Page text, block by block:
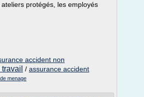
protégés, les employés
accident non
/ assurance accident
menage